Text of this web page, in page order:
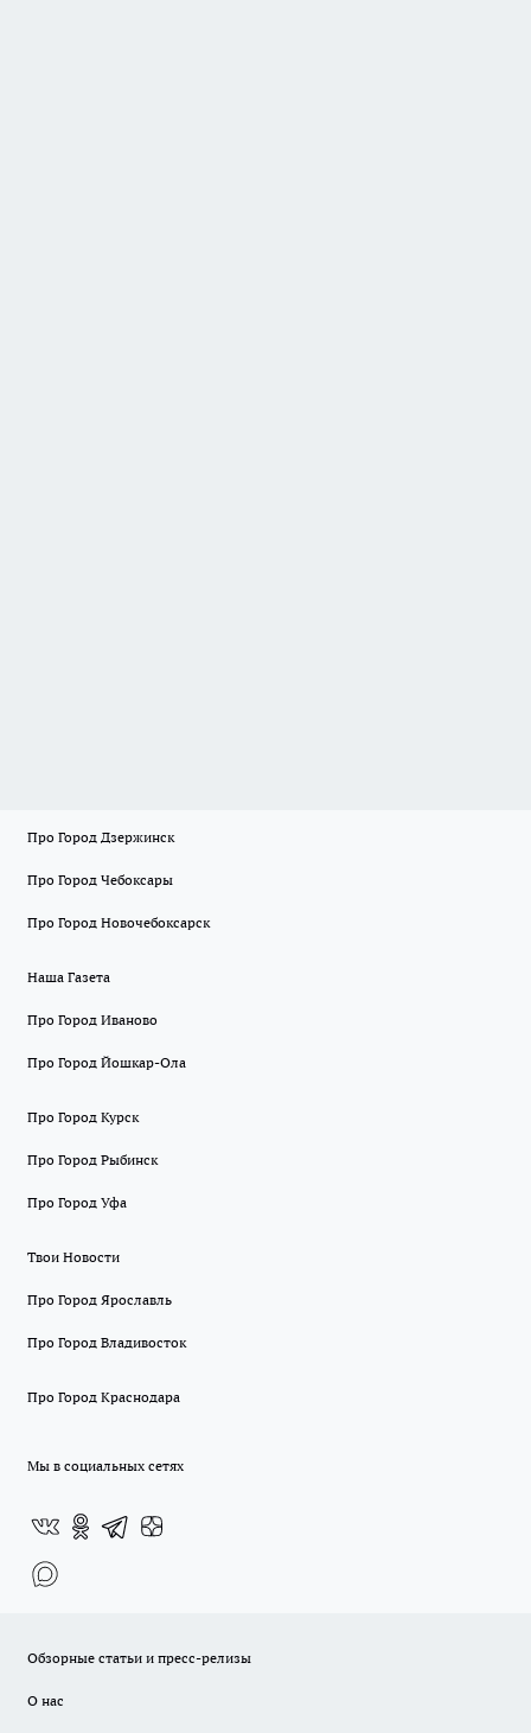
Про Город Дзержинск
Про Город Чебоксары
Про Город Новочебоксарск
Наша Газета
Про Город Иваново
Про Город Йошкар-Ола
Про Город Курск
Про Город Рыбинск
Про Город Уфа
Твои Новости
Про Город Ярославль
Про Город Владивосток
Про Город Краснодара
Мы в социальных сетях
Обзорные статьи и пресс-релизы
О нас